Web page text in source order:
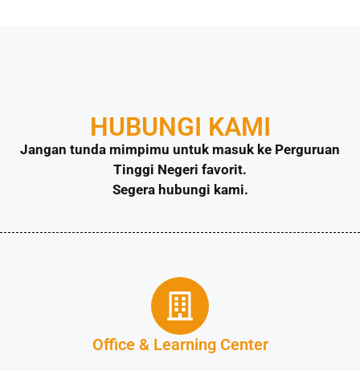
HUBUNGI KAMI
Jangan tunda mimpimu untuk masuk ke Perguruan
Tinggi Negeri favorit.
Segera hubungi kami.
Office & Learning Center